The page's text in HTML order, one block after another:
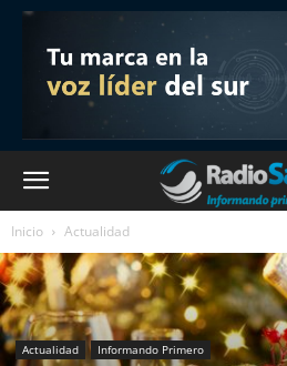
Inicio Actualidad
Actualidad Informando Primero